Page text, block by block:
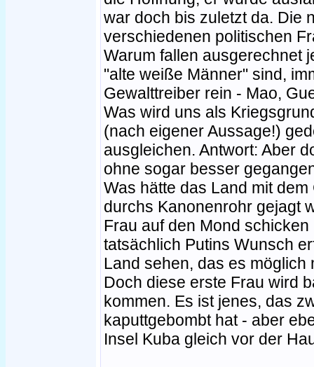
war doch bis zuletzt da. Die
verschiedenen politischen
Warum fallen ausgerechnet
"alte weiße Männer" sind,
Gewalttreiber rein - Mao,
Was wird uns als
(nach eigener Aussage!)
ausgleichen. Antwort: Aber
ohne sogar besser
Was hätte das Land mit dem
durchs Kanonenrohr gejagt
Frau auf den Mond schicken
tatsächlich Putins Wunsch
Land sehen, das es möglich
Doch diese erste Frau wird
kommen. Es ist jenes, das
kaputtgebombt hat - aber
Insel Kuba gleich vor der